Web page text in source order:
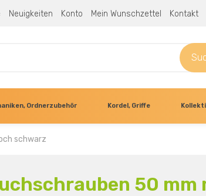
Neuigkeiten Konto Mein Wunschzettel Kontakt
Ordnerzubehör Kordel, Griffe
schwarz
50 mm